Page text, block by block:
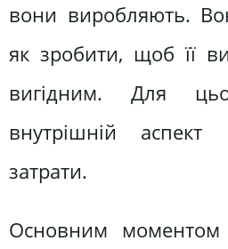
вони виробляють.
як зробити, щоб її
вигідним. Для
внутрішній аспект
затрати.
Основним моментом